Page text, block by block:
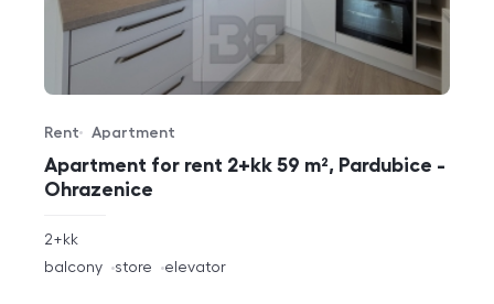
Apartment for rent 2+kk 59 m², Pardubice -
Ohrazenice
Offer type
Rent
Property type
Apartment
rozměry
disposition
2+kk
funkce
balcony store elevator